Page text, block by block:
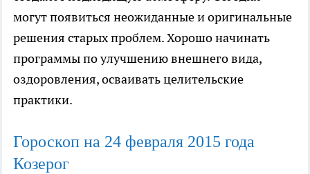
могут появиться неожиданные и оригинальные
решения старых проблем. Хорошо начинать
программы по улучшению внешнего вида,
оздоровления, осваивать целительские
практики.
Гороскоп на 24 февраля 2015 года
Козерог